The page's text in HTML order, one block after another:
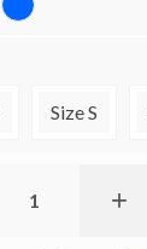
Size S
+